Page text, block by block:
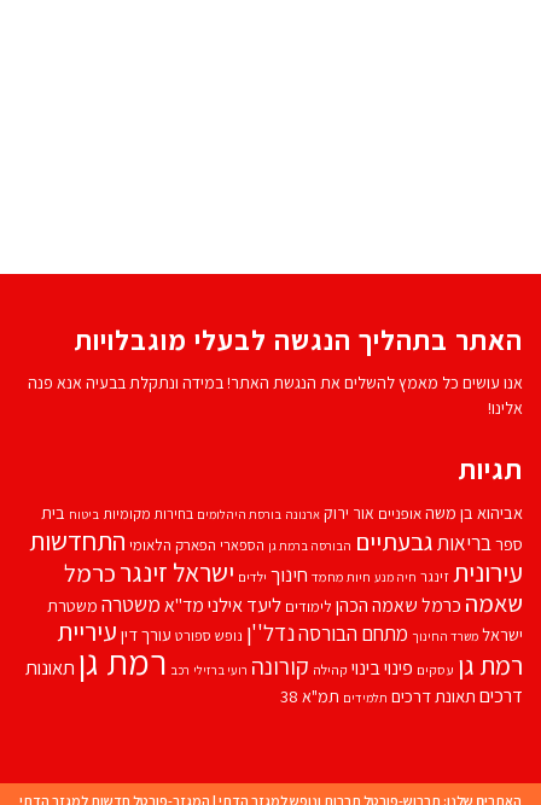
האתר בתהליך הנגשה לבעלי מוגבלויות
אנו עושים כל מאמץ להשלים את הנגשת האתר! במידה ונתקלת בבעיה אנא פנה
אלינו!
תגיות
אביהוא בן משהאופניים אור ירוק ארנונה בורסת היהלומים בחירות מקומיות ביטוח בית
ספרבריאותגבעתיים הבורסה ברמת גן הספארי הפארק הלאומי התחדשות
עירוניתזינגר חיה מנע חיות מחמד חינוך ילדים ישראל זינגרכרמל
שאמה כרמל שאמה הכהן לימודים ליעד אילנימד''אמשטרה משטרת
ישראל משרד החינוך מתחם הבורסהנדל''ן נופש ספורט עורך דין עיריית
רמת גן עסקים פינוי בינוי קהילה קורונה רועי ברזילי רכב רמת גן תאונות
דרכים תאונת דרכים תלמידים תמ"א 38
האתרים שלנו: תרבוש-פורטל תרבות ונופש למגזר הדתי | המגזר-פורטל חדשות למגזר הדתי